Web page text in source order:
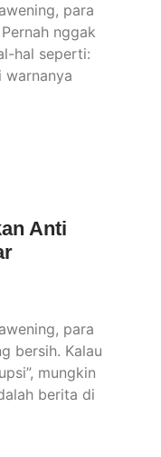
para
nggak
hal seperti:
warnanya
Anti
para
bersih. Kalau
mungkin
berita di